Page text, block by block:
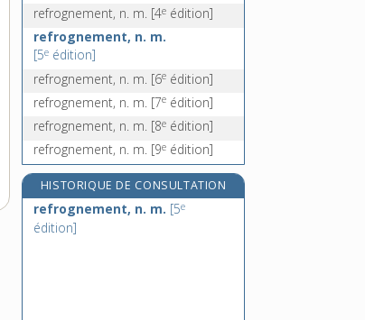
refrognement, n. m. [4e édition]
refrognement, n. m.
[5e édition]
refrognement, n. m. [6e édition]
refrognement, n. m. [7e édition]
refrognement, n. m. [8e édition]
refrognement, n. m. [9e édition]
HISTORIQUE DE CONSULTATION
refrognement, n. m. [5e
édition]